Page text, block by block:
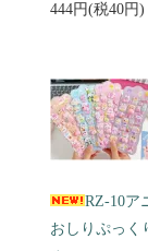
444円(税40円)
RZ-10ア
おしりぷっく